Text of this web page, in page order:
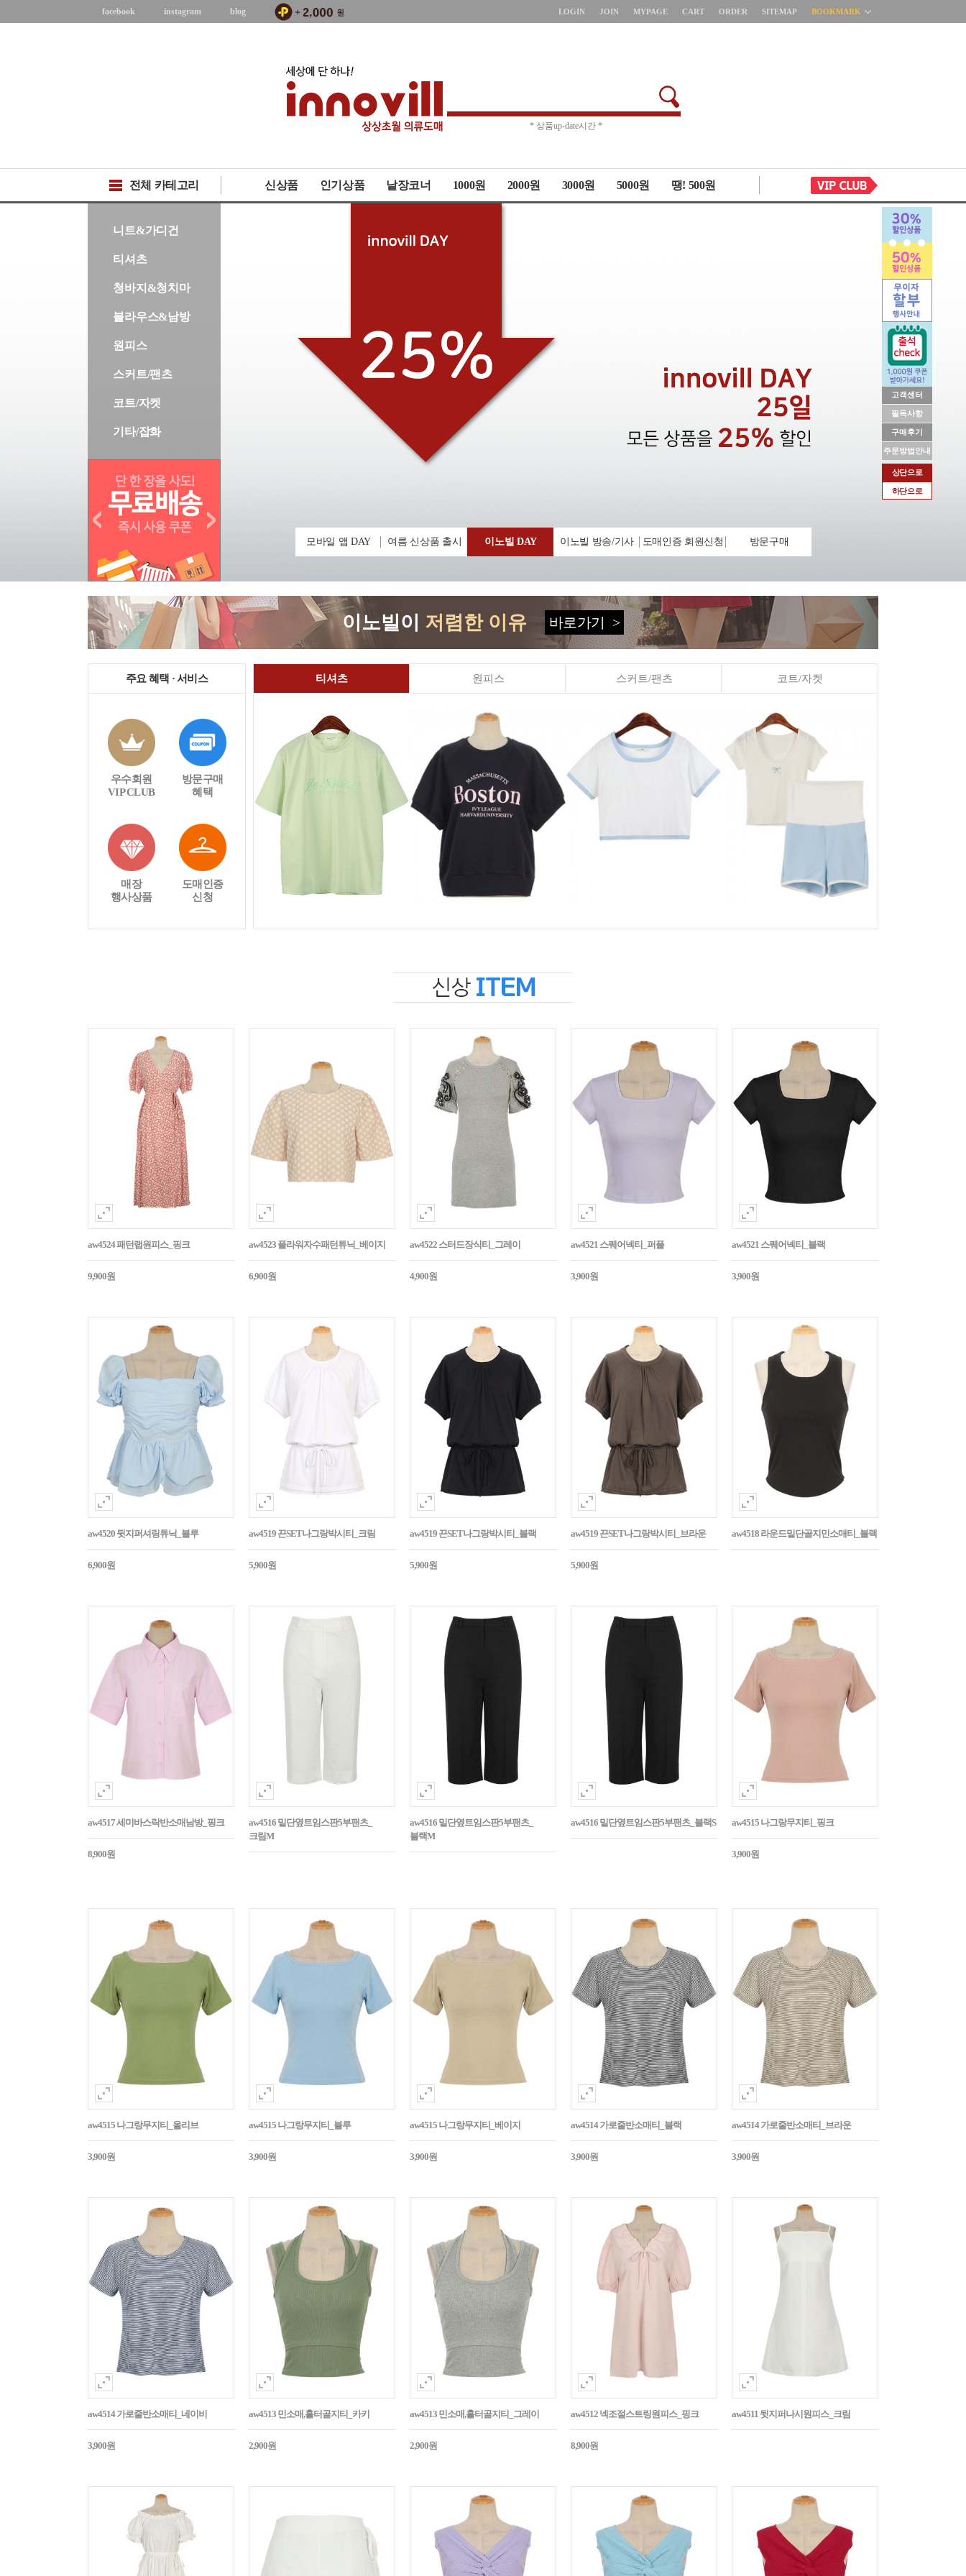
고객센터
필독사항
구매후기
주문방법안내
상단으로
하단으로
facebook instagram blog LOGIN JOIN MYPAGE CART ORDER SITEMAP BOOKMARK
* 주문취소 제한 *
전체 카테고리 신상품 인기상품 낱장코너 1000원 2000원 3000원 5000원 땡! 500원
니트&가디건
티셔츠
청바지&청치마
블라우스&남방
원피스
스커트/팬츠
코트/자켓
기타/잡화
모바일 앱 DAY 여름 신상품 출시 이노빌 DAY 이노빌 방송/기사 도매인증 회원신청 방문구매
이노빌이 저렴한 이유 바로가기 >
주요 혜택 · 서비스
우수회원
VIP CLUB
방문구매
혜택
매장
행사상품
도매인증
신청
티셔츠 원피스 스커트/팬츠 코트/자켓
aw4524 패턴랩원피스_핑크
9,900원
aw4523 플라워자수패턴튜닉_베이지
6,900원
aw4522 스터드장식티_그레이
4,900원
aw4521 스퀘어넥티_퍼플
3,900원
aw4521 스퀘어넥티_블랙
3,900원
aw4520 뒷지퍼셔링튜닉_블루
6,900원
aw4519 끈SET나그랑박시티_크림
5,900원
aw4519 끈SET나그랑박시티_블랙
5,900원
aw4519 끈SET나그랑박시티_브라운
5,900원
aw4518 라운드밑단골지민소매티_블랙
aw4517 세미바스락반소매남방_핑크
8,900원
aw4516 밑단옆트임스판5부팬츠_
크림M
aw4516 밑단옆트임스판5부팬츠_
블랙M
aw4516 밑단옆트임스판5부팬츠_블랙S aw4515 나그랑무지티_핑크
3,900원
aw4515 나그랑무지티_올리브
3,900원
aw4515 나그랑무지티_블루
3,900원
aw4515 나그랑무지티_베이지
3,900원
aw4514 가로줄반소매티_블랙
3,900원
aw4514 가로줄반소매티_브라운
3,900원
aw4514 가로줄반소매티_네이비
3,900원
aw4513 민소매,홀터골지티_카키
2,900원
aw4513 민소매,홀터골지티_그레이
2,900원
aw4512 넥조절스트링원피스_핑크
8,900원
aw4511 뒷지퍼나시원피스_크림